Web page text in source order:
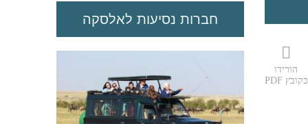
הורידו
כקובץ PDF
חברות נסיעות לאלסקה